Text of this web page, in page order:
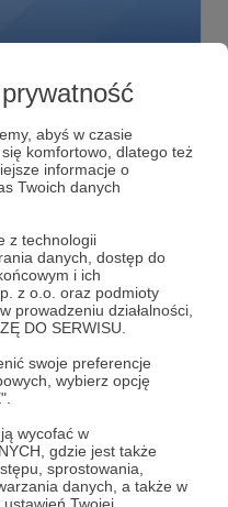
abyś w czasie
się komfortowo, dlatego też
informacje o
Twoich danych
z technologii
danych, dostęp do
i ich
z o.o. oraz podmioty
prowadzeniu działalności,
DO SERWISU.
swoje preferencje
wybierz opcję
wycofać w
gdzie jest także
sprostowania,
danych, a także w
Twojej
Patronów!